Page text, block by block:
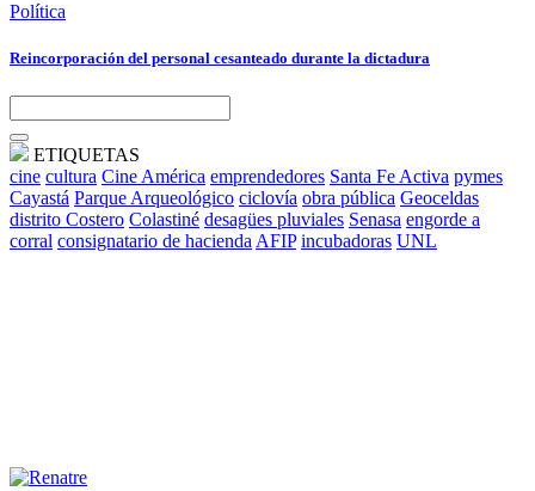
Política
Reincorporación del personal cesanteado durante la dictadura
ETIQUETAS
cine cultura Cine América emprendedores Santa Fe Activa pymes
Cayastá Parque Arqueológico ciclovía obra pública Geoceldas
distrito Costero Colastiné desagües pluviales Senasa engorde a
corral consignatario de hacienda AFIP incubadoras UNL